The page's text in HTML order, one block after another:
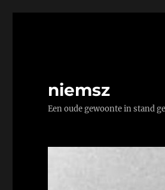
niemsz
Een oude gewoonte in stand